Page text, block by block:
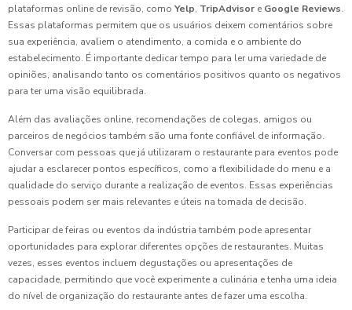
plataformas online de revisão, como Yelp, TripAdvisor e Google Reviews.
Essas plataformas permitem que os usuários deixem comentários sobre
sua experiência, avaliem o atendimento, a comida e o ambiente do
estabelecimento. É importante dedicar tempo para ler uma variedade de
opiniões, analisando tanto os comentários positivos quanto os negativos
para ter uma visão equilibrada.
Além das avaliações online, recomendações de colegas, amigos ou
parceiros de negócios também são uma fonte confiável de informação.
Conversar com pessoas que já utilizaram o restaurante para eventos pode
ajudar a esclarecer pontos específicos, como a flexibilidade do menu e a
qualidade do serviço durante a realização de eventos. Essas experiências
pessoais podem ser mais relevantes e úteis na tomada de decisão.
Participar de feiras ou eventos da indústria também pode apresentar
oportunidades para explorar diferentes opções de restaurantes. Muitas
vezes, esses eventos incluem degustações ou apresentações de
capacidade, permitindo que você experimente a culinária e tenha uma ideia
do nível de organização do restaurante antes de fazer uma escolha.